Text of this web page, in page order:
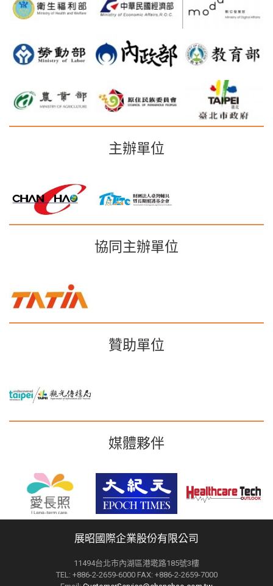
主辦單位
協同主辦單位
贊助單位
媒體夥伴
展昭國際企業股份有限公司
11494台北市內湖區港墘路185號3樓
TEL: +886-2-2659-6000 FAX: +886-2-2659-7000